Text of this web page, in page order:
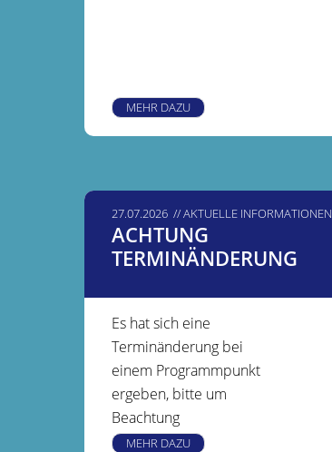
MEHR DAZU
AKTUELLE INFORMATIONEN
27.07.2026
ACHTUNG
TERMINÄNDERUNG
Es hat sich eine
Terminänderung bei
einem Programmpunkt
ergeben, bitte um
Beachtung
MEHR DAZU